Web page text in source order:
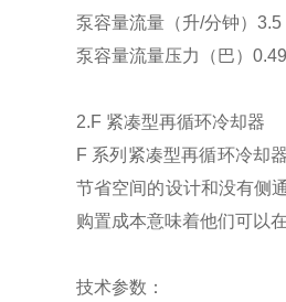
泵容量流量（升/分钟）3.5
泵容量流量压力（巴）0.49
2.F 紧凑型再循环冷却器
F 系列紧凑型再循环冷却
节省空间的设计和没有侧
购置成本意味着他们可以
技术参数：